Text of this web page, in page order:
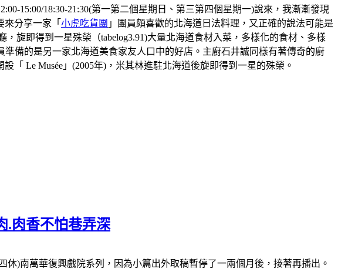
15:00/18:30-21:30(第一第二個星期日、第三第四個星期一)說來，我漸漸發現
分享一家「 小虎吃貨團 」團員頗喜歡的北海道日法料理，又正確的說法可能是
旋即得到一星殊榮（tabelog3.91)大量北海道食材入菜，多樣化的食材、多樣
準備的是另一家北海道美食家友人口中的好店。主廚石井誠同樣有著傳奇的廚
Le Musée」(2005年)，米其林進駐北海道後旋即得到一星的殊榮。
.肉香不怕巷弄深
休)南萬華復興戲院系列，因為小篇出外取稿暫停了一兩個月後，接著再播出。